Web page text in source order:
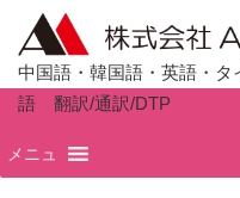
中国語・韓国語・英語・タ
語 翻訳/通訳/DTP
メニュホームTOP